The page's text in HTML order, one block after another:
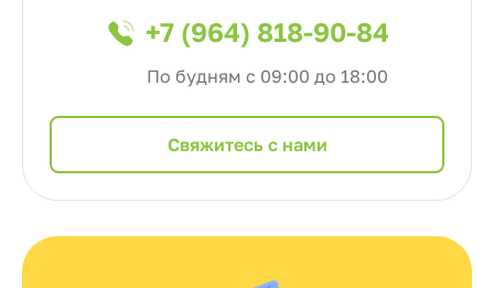
+7 (964) 818-90-84
По будням с 09:00 до 18:00
Cвяжитесь с нами